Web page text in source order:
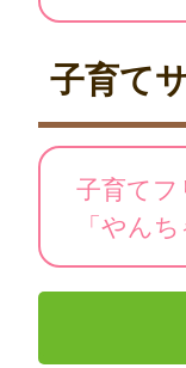
子育て
子育て
「やん